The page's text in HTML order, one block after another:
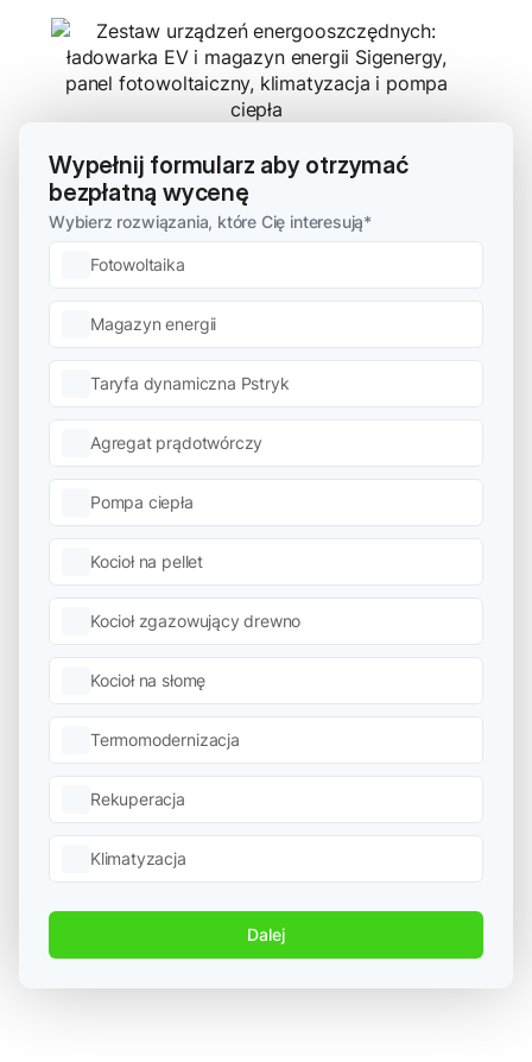
Wypełnij formularz aby otrzymać
bezpłatną wycenę
Wybierz rozwiązania, które Cię interesują*
Fotowoltaika
Magazyn energii
Taryfa dynamiczna Pstryk
Agregat prądotwórczy
Pompa ciepła
Kocioł na pellet
Kocioł zgazowujący drewno
Kocioł na słomę
Termomodernizacja
Rekuperacja
Klimatyzacja
Dalej